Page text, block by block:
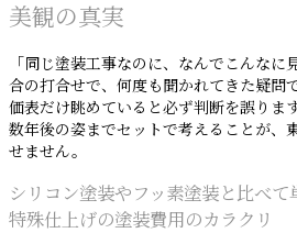
美観の真実
「同じ塗装工事なのに、なんでこんなに
合の打合せで、何度も聞かれてきた疑問
価表だけ眺めていると必ず判断を誤りま
数年後の姿までセットで考えることが、
せません。
シリコン塗装やフッ素塗装と比べ
特殊仕上げの塗装費用のカラクリ